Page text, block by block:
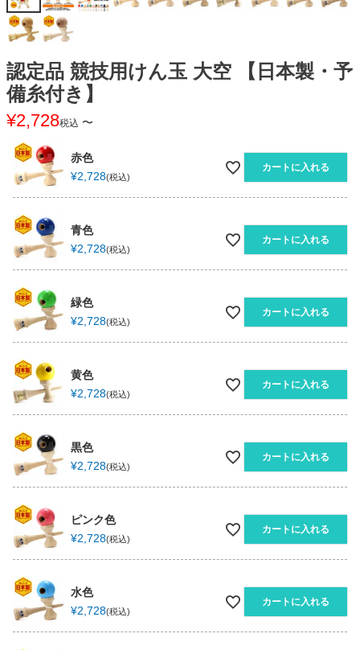
認定品 競技用けん玉 大空 【日本製・予
備糸付き】
¥2,728税込 〜
赤色
¥2,728 税込
カートに入れる
青色
¥2,728 税込
カートに入れる
緑色
¥2,728 税込
カートに入れる
黄色
¥2,728 税込
カートに入れる
黒色
¥2,728 税込
カートに入れる
ピンク色
¥2,728 税込
カートに入れる
水色
¥2,728 税込
カートに入れる